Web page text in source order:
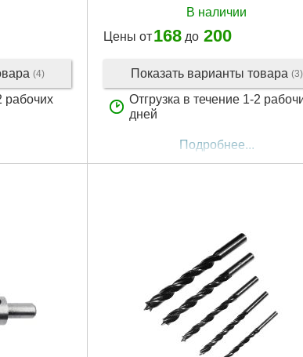
(4)
рабочих
В наличии
Цены от168 до 200
Показать варианты товара (3)
Отгрузка в течение 1-2
дней
Подробнее...